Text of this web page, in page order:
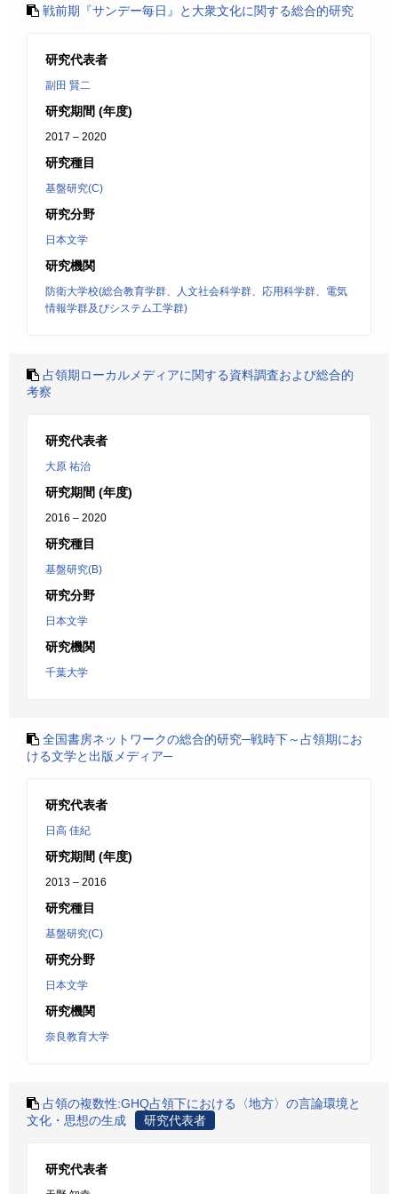
戦前期『サンデー毎日』と大衆文化に関する総合的研究
研究代表者
副田 賢二
研究期間 (年度)
2017 – 2020
研究種目
基盤研究(C)
研究分野
日本文学
研究機関
防衛大学校(総合教育学群、人文社会科学群、応用科学群、電気
情報学群及びシステム工学群)
占領期ローカルメディアに関する資料調査および総合的
考察
研究代表者
大原 祐治
研究期間 (年度)
2016 – 2020
研究種目
基盤研究(B)
研究分野
日本文学
研究機関
千葉大学
全国書房ネットワークの総合的研究─戦時下～占領期にお
ける文学と出版メディア─
研究代表者
日高 佳紀
研究期間 (年度)
2013 – 2016
研究種目
基盤研究(C)
研究分野
日本文学
研究機関
奈良教育大学
占領の複数性:GHQ占領下における〈地方〉の言論環境と
文化・思想の生成
研究代表者
研究代表者